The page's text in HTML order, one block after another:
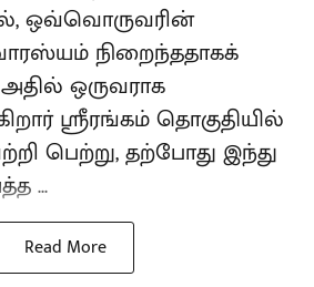
ஒவ்வொருவரின்
நிறைந்ததாகக்
ஒருவராக
ஸ்ரீரங்கம் தொகுதியில்
பெற்று, தற்போது இந்து
...
Read More